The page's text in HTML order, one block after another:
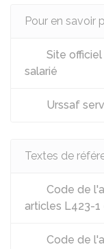
Pour en savoir
Site
salarié
Urssaf
Textes de
Code de
articles L423-
Code de